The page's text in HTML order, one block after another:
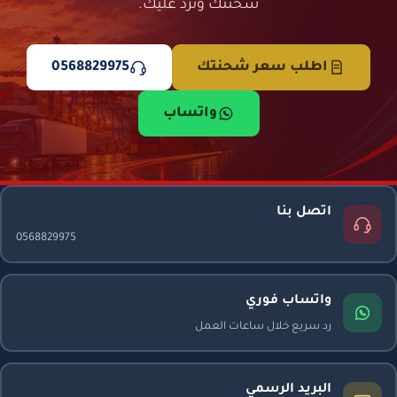
شحنتك وترد عليك.
اطلب سعر شحنتك 0568829975
واتساب
اتصل بنا
0568829975
واتساب فوري
رد سريع خلال ساعات العمل
البريد الرسمي